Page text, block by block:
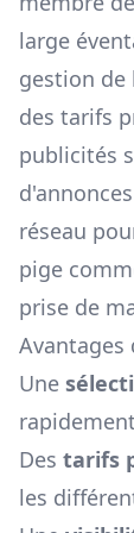
large
gestion de
des tarifs
publicités
réseau
pige
prise de
Avantages
Une
Des tarifs
les